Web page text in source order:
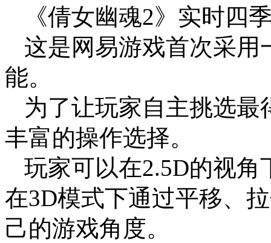
《倩女幽魂2》实时
这是网易游戏首次采用
能。
为了让玩家自主挑选
丰富的操作选择。
玩家可以在2.5D的视
在3D模式下通过平移、
己的游戏角度。